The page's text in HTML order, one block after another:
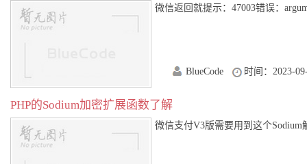
微信返回就提示：47003错误：
BlueCode 时间：2023-
PHP的Sodium加密扩展函数了解
微信支付V3版需要用到这个